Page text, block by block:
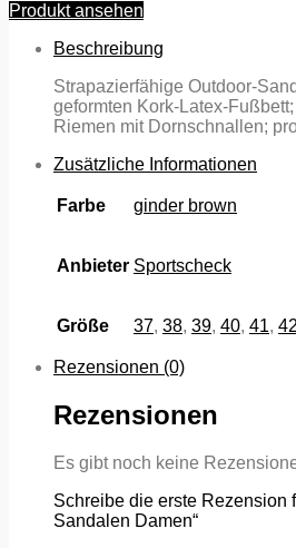
Produkt ansehen
Beschreibung
Strapazierfähige Outdoor-
geformten Kork-Latex-
Riemen mit Dornschnallen;
Zusätzliche Informationen
Farbe ginder brown
Anbieter Sportscheck
Größe 37, 38, 39, 40, 41, 42
Rezensionen (0)
Rezensionen
Es gibt noch keine
Schreibe die erste Rezension
Sandalen Damen“